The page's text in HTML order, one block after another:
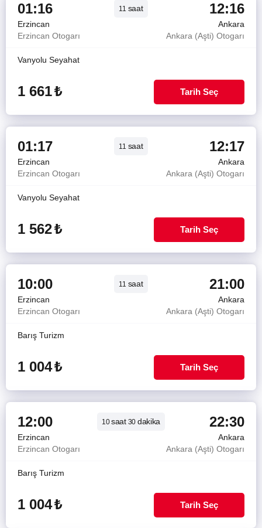
01:16 11 saat 12:16
Erzincan
Ankara
Erzincan Otogarı
Ankara (Aşti) Otogarı
Vanyolu Seyahat
1 661₺ Tarih Seç
01:17 11 saat 12:17
Erzincan
Ankara
Erzincan Otogarı
Ankara (Aşti) Otogarı
Vanyolu Seyahat
1 562₺ Tarih Seç
10:00 11 saat 21:00
Erzincan
Ankara
Erzincan Otogarı
Ankara (Aşti) Otogarı
Barış Turizm
1 004₺ Tarih Seç
12:00 10saat30 dakika 22:30
Erzincan
Ankara
Erzincan Otogarı
Ankara (Aşti) Otogarı
Barış Turizm
1 004₺ Tarih Seç